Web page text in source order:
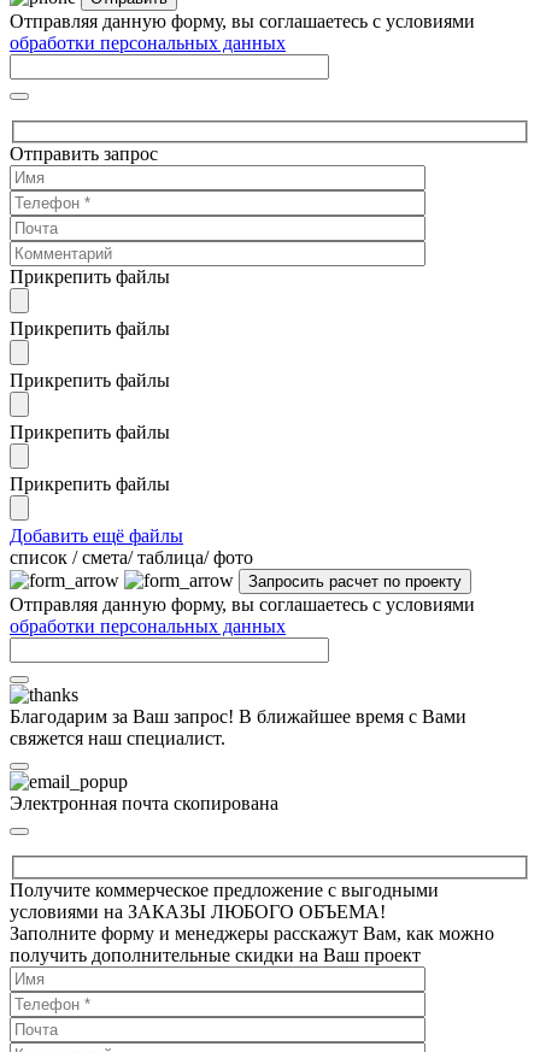
Отправляя данную форму, вы соглашаетесь с условиями
обработки персональных данных
Отправить запрос
Прикрепить файлы
Прикрепить файлы
Прикрепить файлы
Прикрепить файлы
Прикрепить файлы
Добавить ещё файлы
cписок / смета/ таблица/ фото
Отправляя данную форму, вы соглашаетесь с условиями
обработки персональных данных
Благодарим за Ваш запрос! В ближайшее время с Вами
свяжется наш специалист.
Электронная почта скопирована
Получите коммерческое предложение с выгодными
условиями на ЗАКАЗЫ ЛЮБОГО ОБЪЕМА!
Заполните форму и менеджеры расскажут Вам, как можно
получить дополнительные скидки на Ваш проект